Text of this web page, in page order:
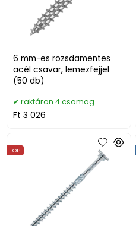
6 mm-es rozsdamentes
acél csavar, lemezfejjel
(50 db)
raktáron 4 csomag
Ft 3 026
TOP